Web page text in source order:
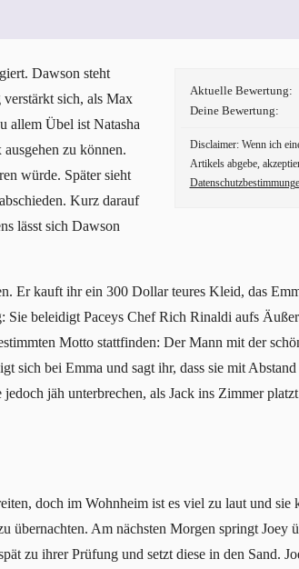
Aktuelle Bewertung:
Deine Bewertung:
Disclaimer: Wenn ich
Artikels abgebe,
Dawson steht
verstärkt sich, als Max
allem Übel ist Natasha
zu können.
würde. Später sieht
Kurz darauf
lässt sich Dawson
Er kauft ihr ein 300 Dollar teures Kleid, das
beleidigt Paceys Chef Rich Rinaldi aufs
Motto stattfinden: Der Mann mit der
sich bei Emma und sagt ihr, dass sie mit
jäh unterbrechen, als Jack ins Zimmer
doch im Wohnheim ist es viel zu laut und sie
Am nächsten Morgen springt Joey
zu ihrer Prüfung und setzt diese in den Sand.